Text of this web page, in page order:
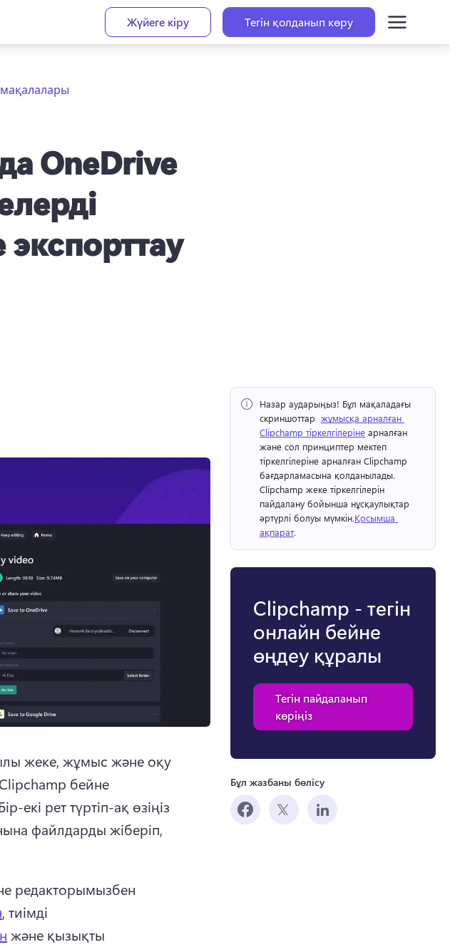
Жүйеге кіру
Тегін қолданып көру
OneDrive
жеке, жұмыс және оқу
бейне
екі рет түртіп-ақ өзіңіз
файлдарды жіберіп,
редакторымызбен
, тиімді
және қызықты
Назар аударыңыз! Бұл мақаладағы
скриншоттар ⁠ жұмысқа арналған
Clipchamp тіркелгілеріне арналған
және сол принциптер мектеп
тіркелгілеріне арналған Clipchamp
Clipchamp жеке тіркелгілерін
пайдалану бойынша нұсқаулықтар
әртүрлі болуы мүмкін.Қосымша
ақпарат.
Clipchamp - тегін
онлайн бейне
өңдеу құралы
Тегін пайдаланып
көріңіз
Бұл жазбаны бөлісу